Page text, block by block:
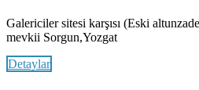
Galericiler sitesi karşısı (Eski
mevkii Sorgun,Yozgat
Detaylar